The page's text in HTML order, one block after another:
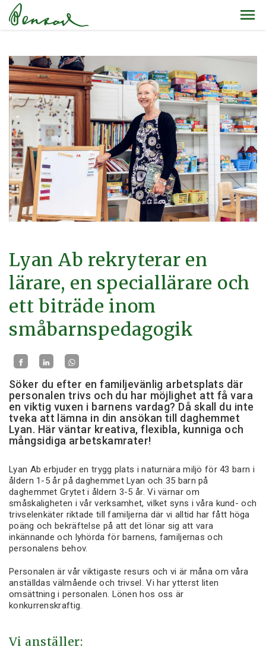
Lyan Ab rekryterar en
lärare, en speciallärare och
ett biträde inom
småbarnspedagogik
Söker du efter en familjevänlig arbetsplats där
personalen trivs och du har möjlighet att få vara
en viktig vuxen i barnens vardag? Då skall du inte
tveka att lämna in din ansökan till daghemmet
Lyan. Här väntar kreativa, flexibla, kunniga och
mångsidiga arbetskamrater!
Lyan Ab erbjuder en trygg plats i naturnära miljö för 43 barn i
åldern 1-5 år på daghemmet Lyan och 35 barn på
daghemmet Grytet i åldern 3-5 år. Vi värnar om
småskaligheten i vår verksamhet, vilket syns i våra kund- och
trivselenkäter riktade till familjerna där vi alltid har fått höga
poäng och bekräftelse på att det lönar sig att vara
inkännande och lyhörda för barnens, familjernas och
personalens behov.
Personalen är vår viktigaste resurs och vi är måna om våra
anställdas välmående och trivsel. Vi har ytterst liten
omsättning i personalen. Lönen hos oss är
konkurrenskraftig.
Vi anställer: